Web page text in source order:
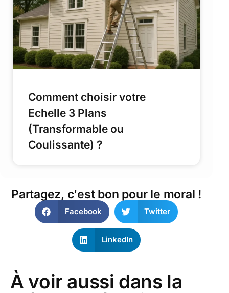
Comment choisir votre
Echelle 3 Plans
(Transformable ou
Coulissante) ?
Partagez, c'est bon pour le moral !
Facebook Twitter
LinkedIn
À voir aussi dans la